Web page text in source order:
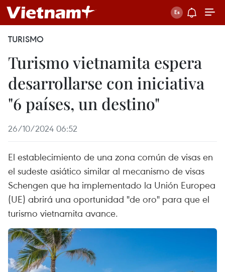
TURISMO
Turismo vietnamita espera
desarrollarse con iniciativa
"6 países, un destino"
26/10/2024 06:52
El establecimiento de una zona común de visas en
el sudeste asiático similar al mecanismo de visas
Schengen que ha implementado la Unión Europea
(UE) abrirá una oportunidad "de oro" para que el
turismo vietnamita avance.